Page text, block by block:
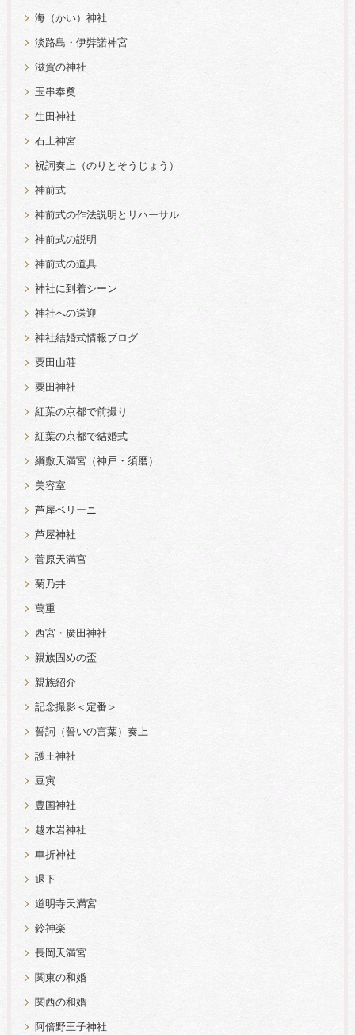
海（かい）神社
淡路島・伊弉諾神宮
滋賀の神社
玉串奉奠
生田神社
石上神宮
祝詞奏上（のりとそうじょう）
神前式
神前式の作法説明とリハーサル
神前式の説明
神前式の道具
神社に到着シーン
神社への送迎
神社結婚式情報ブログ
粟田山荘
粟田神社
紅葉の京都で前撮り
紅葉の京都で結婚式
綱敷天満宮（神戸・須磨）
美容室
芦屋ベリーニ
芦屋神社
菅原天満宮
菊乃井
萬重
西宮・廣田神社
親族固めの盃
親族紹介
記念撮影＜定番＞
誓詞（誓いの言葉）奏上
護王神社
豆寅
豊国神社
越木岩神社
車折神社
退下
道明寺天満宮
鈴神楽
長岡天満宮
関東の和婚
関西の和婚
阿倍野王子神社